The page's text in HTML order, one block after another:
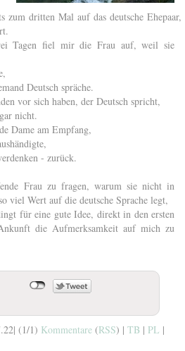
zum dritten Mal auf das deutsche Ehepaar,
Tagen fiel mir die Frau auf, weil sie
Deutsch spräche.
vor sich haben, der Deutsch spricht,
nicht.
Dame am Empfang,
- zurück.
Frau zu fragen, warum sie nicht in
viel Wert auf die deutsche Sprache legt,
für eine gute Idee, direkt in den ersten
die Aufmerksamkeit auf mich zu
| (1/1) Kommentare (RSS) | TB | PL |